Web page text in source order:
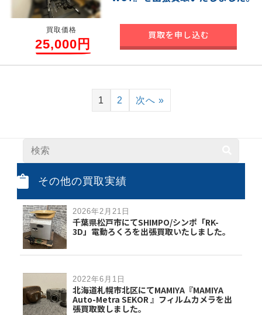
買取価格
25,000円
買取を申し込む
1 2 次へ »
その他の買取実績
2026年2月21日
千葉県松戸市にてSHIMPO/シンポ「RK-
3D」電動ろくろを出張買取いたしました。
2022年6月1日
北海道札幌市北区にてMAMIYA『MAMIYA
Auto-Metra SEKOR 』フィルムカメラを出
張買取致しました。